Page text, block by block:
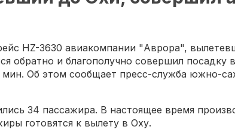
HZ-3630 авиакомпании "Аврора",
обратно и благополучно совершил посадку
Об этом сообщает пресс-служба южно-
34 пассажира. В настоящее время
готовятся к вылету в Оху.